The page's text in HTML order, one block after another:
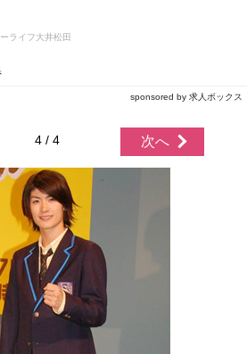
ライフ大井松田
sponsored by 求人ボックス
4 / 4 次へ